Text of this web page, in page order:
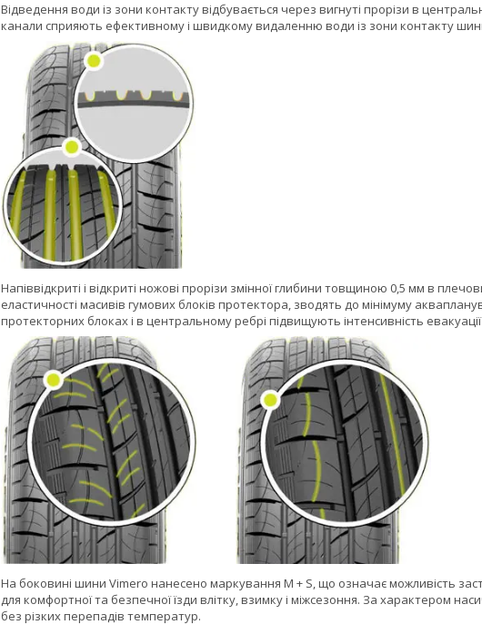
Відведення води із зони контакту відбувається через вигнуті прорізи в
канали сприяють ефективному і швидкому видаленню води із зони контакту
Напіввідкриті і відкриті ножові прорізи змінної глибини товщиною 0,5 мм в
еластичності масивів гумових блоків протектора, зводять до мінімуму
протекторних блоках і в центральному ребрі підвищують інтенсивність
На боковині шини Vimero нанесено маркування M + S, що означає можливість
для комфортної та безпечної їзди влітку, взимку і міжсезоння. За характером
без різких перепадів температур.